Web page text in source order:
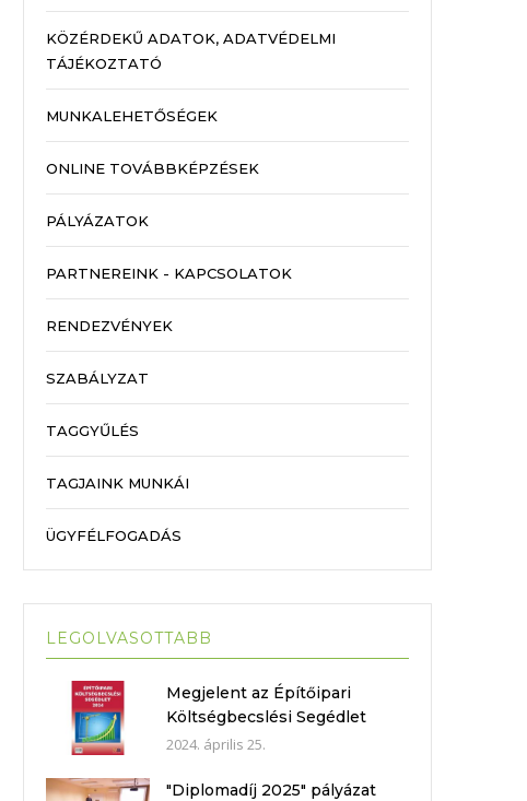
KÖZÉRDEKŰ ADATOK, ADATVÉDELMI
TÁJÉKOZTATÓ
MUNKALEHETŐSÉGEK
ONLINE TOVÁBBKÉPZÉSEK
PÁLYÁZATOK
PARTNEREINK - KAPCSOLATOK
RENDEZVÉNYEK
SZABÁLYZAT
TAGGYŰLÉS
TAGJAINK MUNKÁI
ÜGYFÉLFOGADÁS
LEGOLVASOTTABB
Megjelent az Építőipari
Költségbecslési Segédlet
2024
2024. április 25.
"Diplomadíj 2025" pályázat